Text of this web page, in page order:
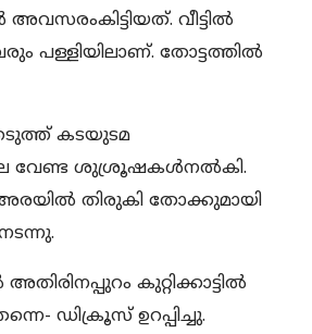
വീട്ടിൽ
പള്ളിയിലാണ്. തോട്ടത്തിൽ
കടയുടമ
വേണ്ട ശുശ്രൂഷകൾനൽകി.
തിരുകി തോക്കുമായി
കുറ്റിക്കാട്ടിൽ
ഡിക്രൂസ് ഉറപ്പിച്ചു.